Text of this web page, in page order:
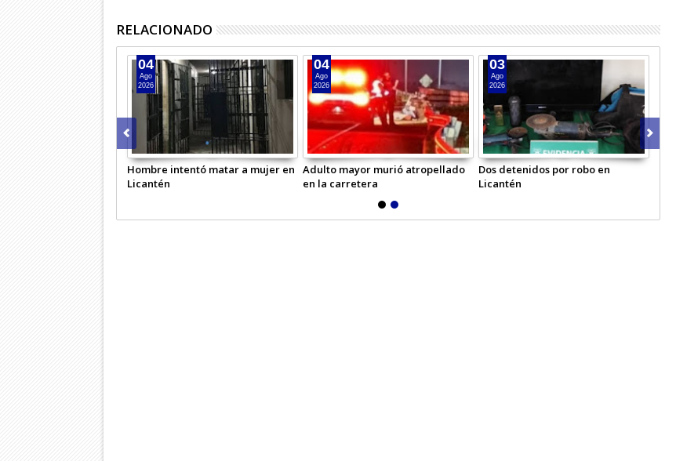
RELACIONADO
Hombre intentó matar a mujer en
Licantén
04
Ago
2026
Adulto mayor murió atropellado
en la carretera
04
Ago
2026
Dos detenidos por robo en
Licantén
03
Ago
2026